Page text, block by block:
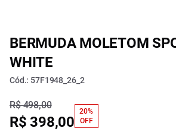
BERMUDA MOLETOM
WHITE
Cód.: 57F1948_26_2
R$ 498,00
R$ 398,00
20%
OFF